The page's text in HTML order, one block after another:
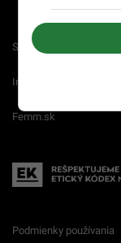
Startitup.sk
Interez.sk
Femm.sk
Podmienky používania